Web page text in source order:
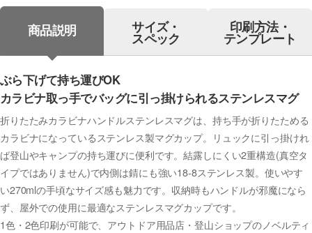
商品説明 サイズ・
スペック
印刷方法・
テンプレート
ぶら下げて持ち運びOK
カラビナ取っ手でバッグに引っ掛けられるステンレスマグ
折りたたみカラビナハンドルステンレスマグは、持ち手が折りたためる
カラビナになっているステンレス製マグカップ。リュックに引っ掛けれ
ば登山やキャンプの持ち運びに便利です。結露しにくい2重構造(真空タ
イプではありません)で内側は錆にも強い18-8ステンレス製。使いやす
い270mlの手頃なサイズ感も魅力です。収納時もハンドルが邪魔になら
ず、屋外での使用に最適なステンレスマグカップです。
1色・2色印刷が可能で、アウトドア用品店・登山ショップのノベルティ